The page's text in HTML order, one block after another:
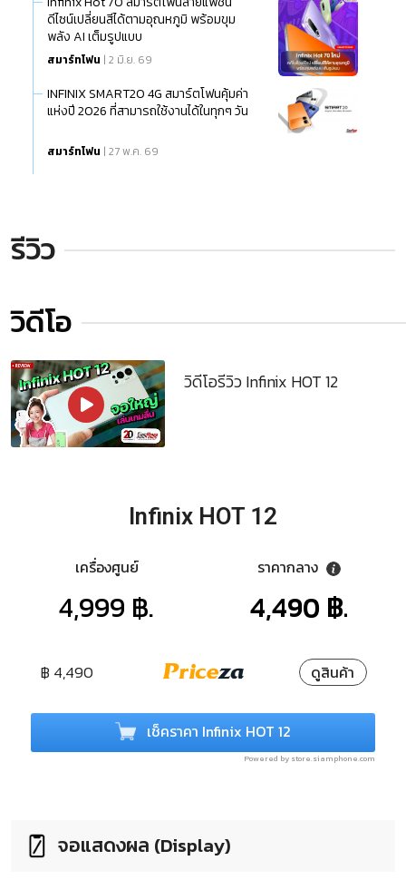
ดีไซน์เปลี่ยนสีได้ตามอุณหภูมิ พร้อมขุม
พลัง AI เต็มรูปแบบ
สมาร์ทโฟน | 2 มิ.ย. 69
INFINIX SMART20 4G สมาร์ตโฟนคุ้มค่า
แห่งปี 2026 ที่สามารถใช้งานได้ในทุกๆ วัน
สมาร์ทโฟน | 27 พ.ค. 69
รีวิว
วิดีโอ
วิดีโอรีวิว Infinix HOT 12
Infinix HOT 12
เครื่องศูนย์
4,999 ฿.
ราคากลาง
4,490 ฿.
฿ 4,490 ดูสินค้า
เช็คราคา Infinix HOT 12
Powered by store.siamphone.com
จอแสดงผล (Display)